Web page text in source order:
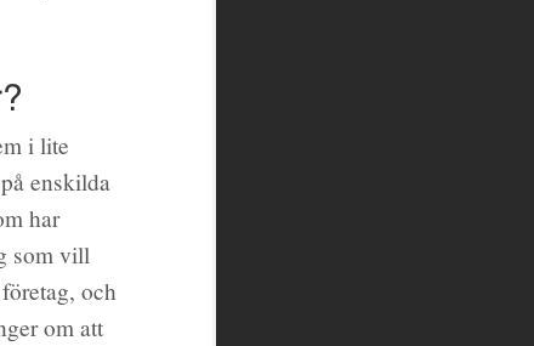
i lite
enskilda
har
som vill
och
om att